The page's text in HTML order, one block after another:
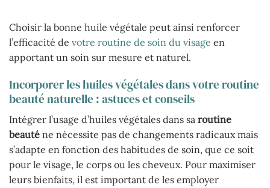
Choisir la bonne huile végétale peut ainsi renforcer
l’efficacité de votre routine de soin du visage en
apportant un soin sur mesure et naturel.
Incorporer les huiles végétales dans votre routine
beauté naturelle : astuces et conseils
Intégrer l’usage d’huiles végétales dans sa routine
beauté ne nécessite pas de changements radicaux mais
s’adapte en fonction des habitudes de soin, que ce soit
pour le visage, le corps ou les cheveux. Pour maximiser
leurs bienfaits, il est important de les employer